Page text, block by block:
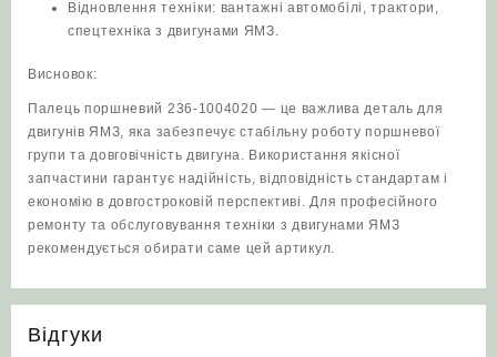
Відновлення техніки: вантажні автомобілі, трактори,
спецтехніка з двигунами ЯМЗ.
Висновок:
Палець поршневий 236-1004020 — це важлива деталь для
двигунів ЯМЗ, яка забезпечує стабільну роботу поршневої
групи та довговічність двигуна. Використання якісної
запчастини гарантує надійність, відповідність стандартам і
економію в довгостроковій перспективі. Для професійного
ремонту та обслуговування техніки з двигунами ЯМЗ
рекомендується обирати саме цей артикул.
Відгуки